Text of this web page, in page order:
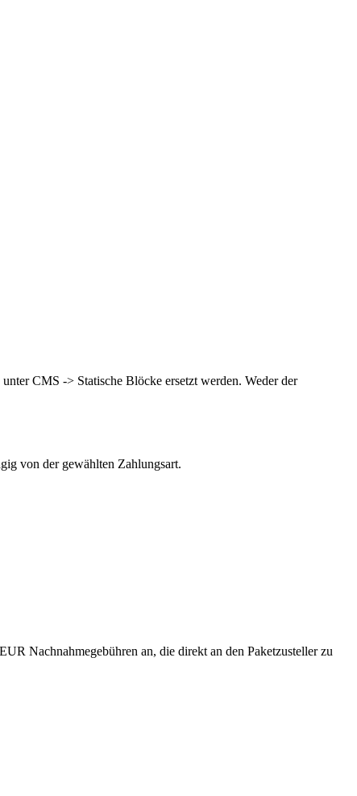
CMS -> Statische Blöcke ersetzt werden. Weder der
von der gewählten Zahlungsart.
Nachnahmegebühren an, die direkt an den Paketzusteller zu